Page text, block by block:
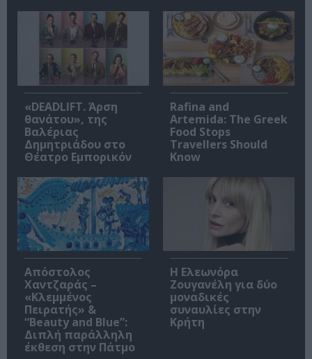
«DEADLIFT. Άρση
θανάτου», της
Βαλέριας
Δημητριάδου στο
Θέατρο Εμπορικόν
Rafina and
Artemida: The Greek
Food Stops
Travellers Should
Know
Απόστολος
Χαντζαράς –
«Κλεμμένος
Πειρατής» &
“Beauty and Blue”:
Διπλή παράλληλη
έκθεση στην Πάτμο
Η Ελεωνόρα
Ζουγανέλη για δύο
μοναδικές
συναυλίες στην
Κρήτη